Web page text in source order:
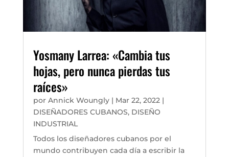
Yosmany Larrea: «Cambia tus
hojas, pero nunca pierdas tus
raíces»
por Annick Woungly| Mar 22, 2022|
DISEÑADORES CUBANOS, DISEÑO
INDUSTRIAL
Todos los diseñadores cubanos por el
mundo contribuyen cada día a escribir la